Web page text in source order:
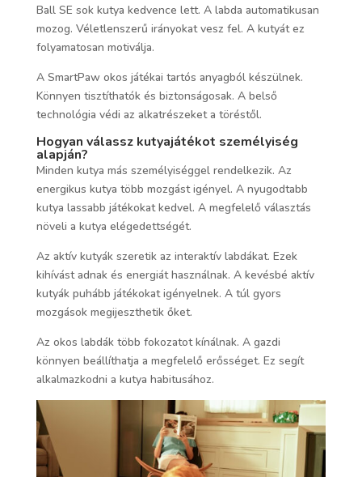
Ball SE sok kutya kedvence lett. A labda automatikusan
mozog. Véletlenszerű irányokat vesz fel. A kutyát ez
folyamatosan motiválja.
A SmartPaw okos játékai tartós anyagból készülnek.
Könnyen tisztíthatók és biztonságosak. A belső
technológia védi az alkatrészeket a töréstől.
Hogyan válassz kutyajátékot személyiség
alapján?
Minden kutya más személyiséggel rendelkezik. Az
energikus kutya több mozgást igényel. A nyugodtabb
kutya lassabb játékokat kedvel. A megfelelő választás
növeli a kutya elégedettségét.
Az aktív kutyák szeretik az interaktív labdákat. Ezek
kihívást adnak és energiát használnak. A kevésbé aktív
kutyák puhább játékokat igényelnek. A túl gyors
mozgások megijeszthetik őket.
Az okos labdák több fokozatot kínálnak. A gazdi
könnyen beállíthatja a megfelelő erősséget. Ez segít
alkalmazkodni a kutya habitusához.